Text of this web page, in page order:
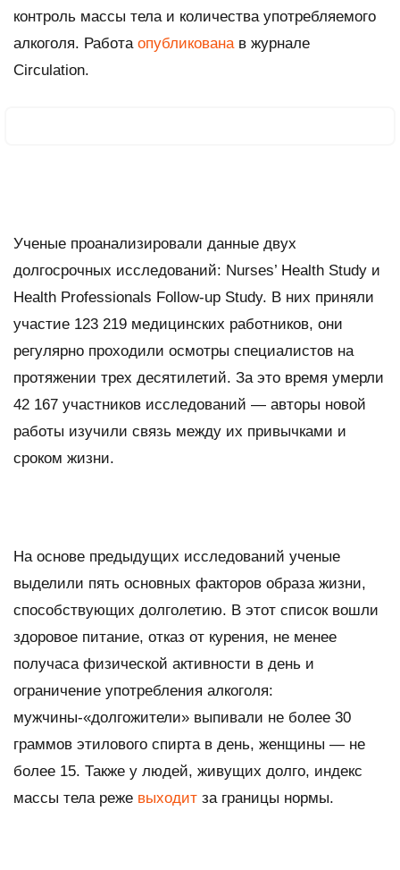
контроль массы тела и количества употребляемого
алкоголя. Работа опубликована в журнале
Circulation.
Ученые проанализировали данные двух
долгосрочных исследований: Nurses’ Health Study и
Health Professionals Follow-up Study. В них приняли
участие 123 219 медицинских работников, они
регулярно проходили осмотры специалистов на
протяжении трех десятилетий. За это время умерли
42 167 участников исследований — авторы новой
работы изучили связь между их привычками и
сроком жизни.
На основе предыдущих исследований ученые
выделили пять основных факторов образа жизни,
способствующих долголетию. В этот список вошли
здоровое питание, отказ от курения, не менее
получаса физической активности в день и
ограничение употребления алкоголя:
мужчины-«долгожители» выпивали не более 30
граммов этилового спирта в день, женщины — не
более 15. Также у людей, живущих долго, индекс
массы тела реже выходит за границы нормы.